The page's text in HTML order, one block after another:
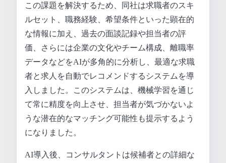
この課題を解決するため、同社は求職者のスキ
ルセット、職務経験、希望条件といった顕在的
な情報に加え、過去の面談記録や担当者の評
価、さらには企業の文化やチーム構成、離職率
データなどをAIが多角的に分析し、最適な求職
者と求人を自動でレコメンドするシステムを導
入しました。このシステムは、機械学習を通じ
て常に精度を向上させ、担当者が気づかないよ
うな潜在的なマッチング可能性も提示するよう
になりました。
AI導入後、コンサルタントは候補者との詳細な